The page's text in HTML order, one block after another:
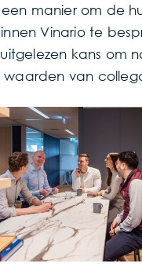
een manier om de
Vinario te
kans om
van